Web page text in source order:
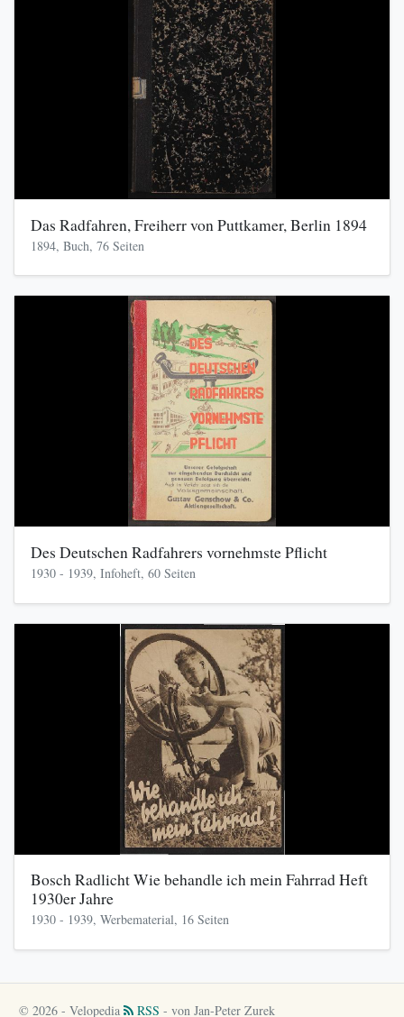
Das Radfahren, Freiherr von Puttkamer, Berlin 1894
1894, Buch, 76 Seiten
Des Deutschen Radfahrers vornehmste Pflicht
1930 - 1939, Infoheft, 60 Seiten
Bosch Radlicht Wie behandle ich mein Fahrrad Heft
1930er Jahre
1930 - 1939, Werbematerial, 16 Seiten
© 2026 - Velopedia RSS - von Jan-Peter Zurek